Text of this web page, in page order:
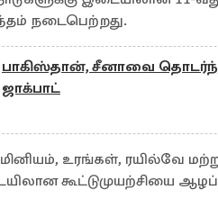
நடைபெற்றது.
பாகிஸ்தான், சீனாவை
ஜாக்பாட்
உரங்கள், ரயில்வே
கூட்டுமுயற்சியை